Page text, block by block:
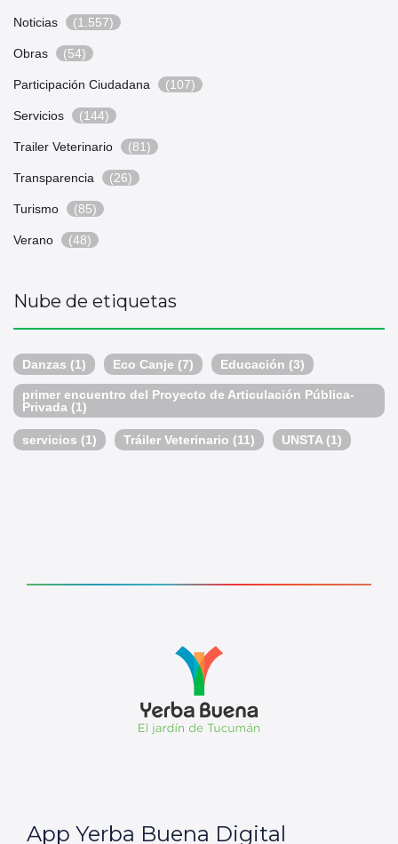
Noticias (1.557)
Obras (54)
Participación Ciudadana (107)
Servicios (144)
Trailer Veterinario (81)
Transparencia (26)
Turismo (85)
Verano (48)
Nube de etiquetas
Danzas (1) Eco Canje (7) Educación (3)
primer encuentro del Proyecto de Articulación Pública-
Privada (1)
servicios (1) Tráiler Veterinario (11) UNSTA(1)
App Yerba Buena Digital